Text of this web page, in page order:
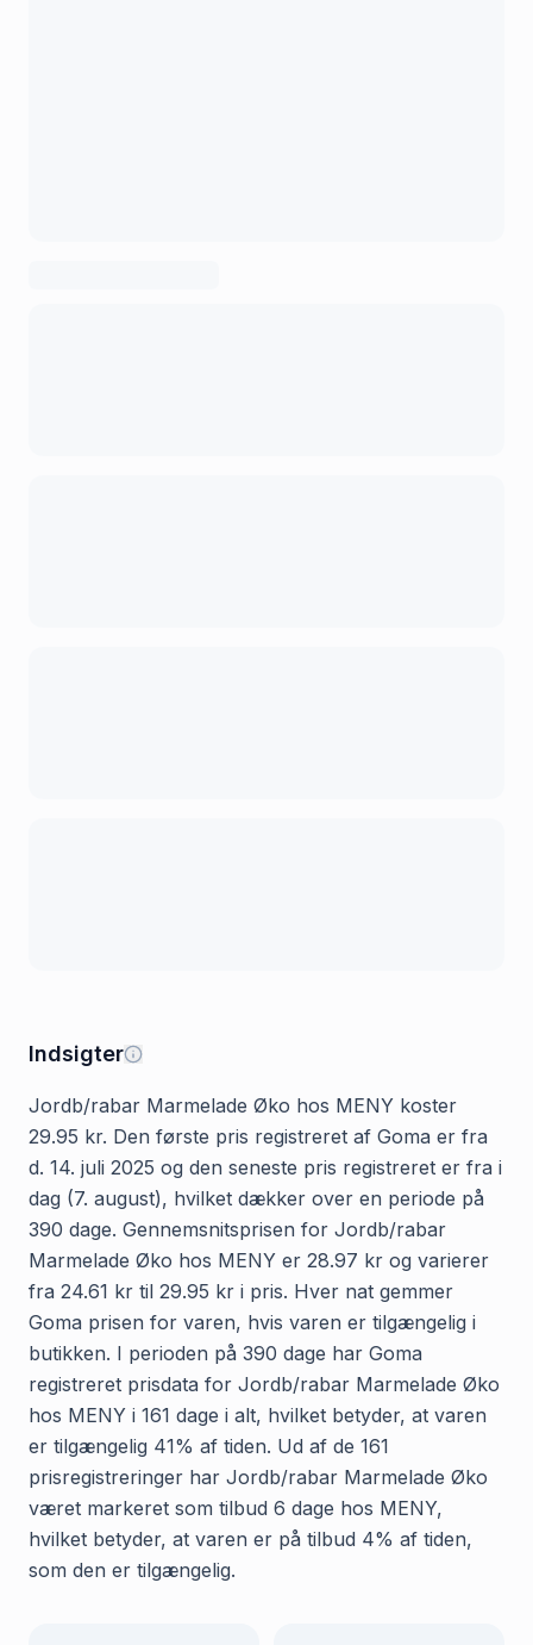
Indsigter
Jordb/rabar Marmelade Øko hos MENY koster
29.95 kr. Den første pris registreret af Goma er fra
d. 14. juli 2025 og den seneste pris registreret er fra i
dag (7. august), hvilket dækker over en periode på
390 dage. Gennemsnitsprisen for Jordb/rabar
Marmelade Øko hos MENY er 28.97 kr og varierer
fra 24.61 kr til 29.95 kr i pris. Hver nat gemmer
Goma prisen for varen, hvis varen er tilgængelig i
butikken. I perioden på 390 dage har Goma
registreret prisdata for Jordb/rabar Marmelade Øko
hos MENY i 161 dage i alt, hvilket betyder, at varen
er tilgængelig 41% af tiden. Ud af de 161
prisregistreringer har Jordb/rabar Marmelade Øko
været markeret som tilbud 6 dage hos MENY,
hvilket betyder, at varen er på tilbud 4% af tiden,
som den er tilgængelig.